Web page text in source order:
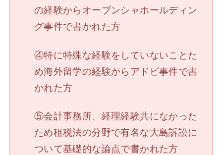
の経験からオーブンシャホールディン
グ事件で書かれた方
④特に特殊な経験をしていないことた
め海外留学の経験からアドビ事件で書
かれた方
⑤会計事務所、経理経験共になかった
ため租税法の分野で有名な大島訴訟に
ついて基礎的な論点で書かれた方